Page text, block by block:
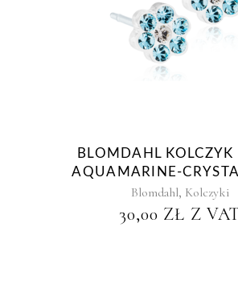
BLOMDAHL KOLCZYK
AQUAMARINE-
Blomdahl, Kolczyki
30,00 ZŁ Z